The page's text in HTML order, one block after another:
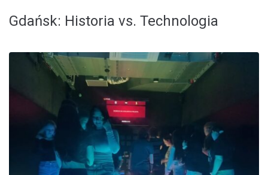
Gdańsk: Historia vs. Technologia